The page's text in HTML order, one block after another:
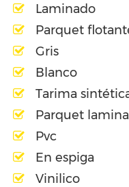
Laminado
Parquet
Gris
Blanco
Tarima
Parquet
Pvc
En espiga
Vinilico